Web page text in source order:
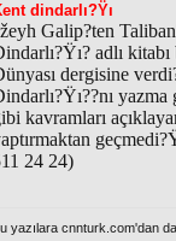
dindarlı?Ÿı
Galip?ten
adlı
dergisine
kavramları
24 24)
yazılara cnnturk.com'dan